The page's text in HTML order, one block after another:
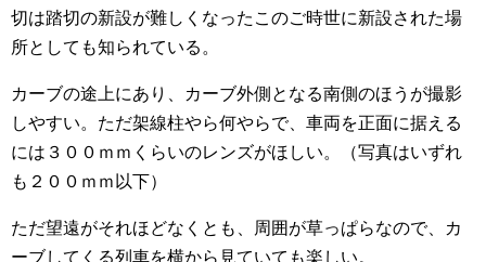
切は踏切の新設が難しくなったこのご時世に新設された場
所としても知られている。
カーブの途上にあり、カーブ外側となる南側のほうが撮影
しやすい。ただ架線柱やら何やらで、車両を正面に据える
には３００ｍｍくらいのレンズがほしい。（写真はいずれ
も２００ｍｍ以下）
ただ望遠がそれほどなくとも、周囲が草っぱらなので、カ
ーブしてくる列車を横から見ていても楽しい。